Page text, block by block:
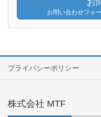
お問い合わせフォ
プライバシーポリシー
株式会社 MTF